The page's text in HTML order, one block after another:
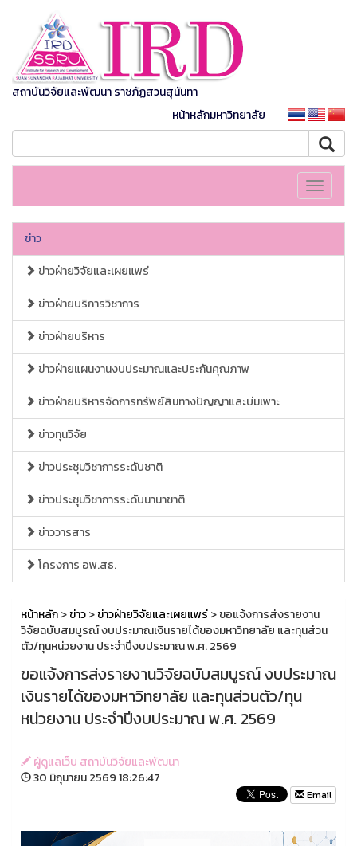
สถาบันวิจัยและพัฒนา ราชภัฏสวนสุนันทา
หน้าหลักมหาวิทยาลัย
Toggle
ข่าว
ข่าวฝ่ายวิจัยและเผยแพร่
ข่าวฝ่ายบริการวิชาการ
ข่าวฝ่ายบริหาร
ข่าวฝ่ายแผนงานงบประมาณและประกันคุณภาพ
ข่าวฝ่ายบริหารจัดการทรัพย์สินทางปัญญาและบ่มเพาะ
ข่าวทุนวิจัย
ข่าวประชุมวิชาการระดับชาติ
ข่าวประชุมวิชาการระดับนานาชาติ
ข่าววารสาร
โครงการ อพ.สธ.
หน้าหลัก>ข่าว>ข่าวฝ่ายวิจัยและเผยแพร่> ขอแจ้งการส่งรายงาน
วิจัยฉบับสมบูรณ์ งบประมาณเงินรายได้ของมหาวิทยาลัย และทุนส่วน
ตัว/ทุนหน่วยงาน ประจำปีงบประมาณ พ.ศ. 2569
ขอแจ้งการส่งรายงานวิจัยฉบับสมบูรณ์ งบประมาณ
เงินรายได้ของมหาวิทยาลัย และทุนส่วนตัว/ทุน
หน่วยงาน ประจำปีงบประมาณ พ.ศ. 2569
ผู้ดูแลเว็บ สถาบันวิจัยและพัฒนา
30 มิถุนายน 2569 18:26:47
Email